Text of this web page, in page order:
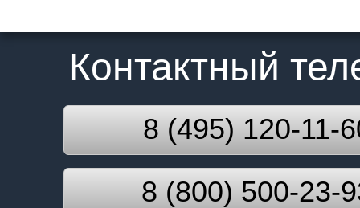
Контактный
8 (495) 120-11-
8 (800) 500-23-